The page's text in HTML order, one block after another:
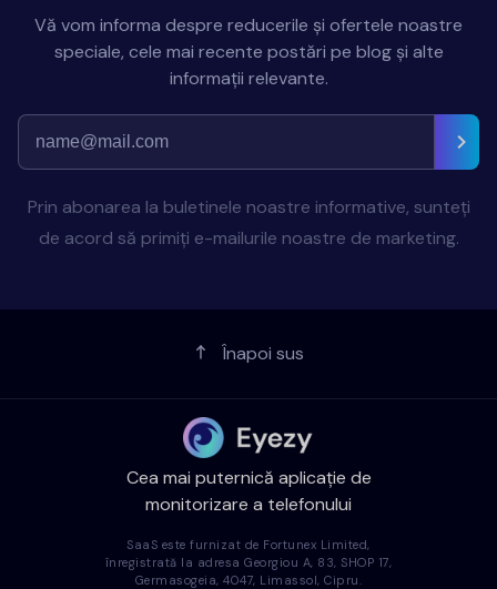
Vă vom informa despre reducerile și ofertele noastre
speciale, cele mai recente postări pe blog și alte
informații relevante.
Prin abonarea la buletinele noastre informative, sunteți
de acord să primiți e-mailurile noastre de marketing.
Înapoi sus
Cea mai puternică aplicație de
monitorizare a telefonului
SaaS este furnizat de Fortunex Limited,
înregistrată la adresa Georgiou A, 83, SHOP 17,
Germasogeia, 4047, Limassol, Cipru.